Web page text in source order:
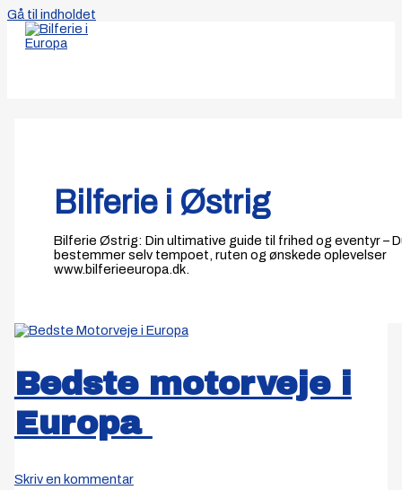
Gå til indholdet
Bilferie i Østrig
Bilferie Østrig: Din ultimative guide til frihed og eventyr –
bestemmer selv tempoet, ruten og ønskede oplevelser
www.bilferieeuropa.dk.
Bedste motorveje i
Europa
Skriv en kommentar